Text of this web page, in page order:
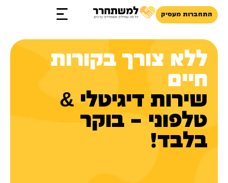
התחברות מעסיק
ללא צורך בקורות
חיים
שירות דיגיטלי &
טלפוני – בוקר
בלבד!